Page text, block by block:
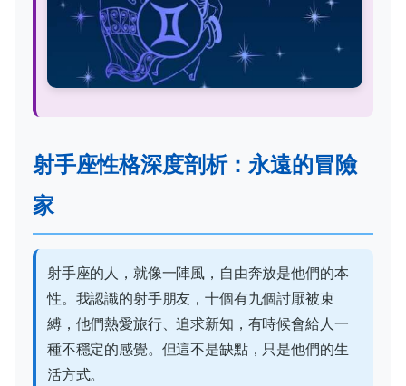
射手座性格深度剖析：永遠的冒險
家
射手座的人，就像一陣風，自由奔放是他們的本
性。我認識的射手朋友，十個有九個討厭被束
縛，他們熱愛旅行、追求新知，有時候會給人一
種不穩定的感覺。但這不是缺點，只是他們的生
活方式。